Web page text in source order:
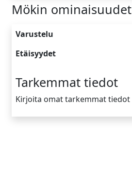
Mökin ominaisuudet
Varustelu
Etäisyydet
Tarkemmat tiedot
Kirjoita omat tarkemmat tiedot